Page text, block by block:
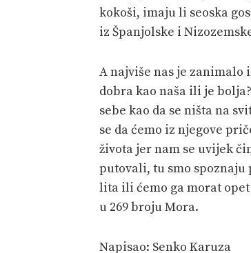
kokoši, imaju li seoska
iz Španjolske i
A najviše nas je
dobra kao naša ili je
sebe kao da se ništa na
se da ćemo iz njegove
života jer nam se uvijek
putovali, tu smo
lita ili ćemo ga morat
u 269 broju Mora.
Napisao: Senko Karuza